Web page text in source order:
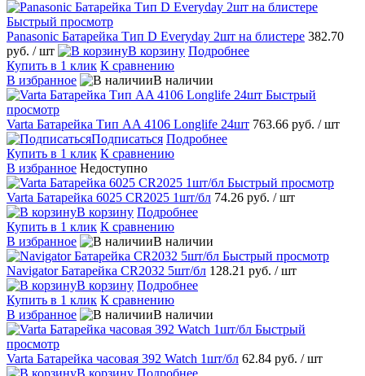
Быстрый просмотр
Panasonic Батарейка Тип D Everyday 2шт на блистере 382.70
руб. / шт В корзину Подробнее
Купить в 1 клик К сравнению
В избранное
В наличии
Быстрый
просмотр
Varta Батарейка Тип AA 4106 Longlife 24шт 763.66 руб. / шт
Подписаться Подробнее
Купить в 1 клик К сравнению
В избранное Недоступно
Быстрый просмотр
Varta Батарейка 6025 CR2025 1шт/бл 74.26 руб. / шт
В корзину Подробнее
Купить в 1 клик К сравнению
В избранное
В наличии
Быстрый просмотр
Navigator Батарейка CR2032 5шт/бл 128.21 руб. / шт
В корзину Подробнее
Купить в 1 клик К сравнению
В избранное
В наличии
Быстрый
просмотр
Varta Батарейка часовая 392 Watch 1шт/бл 62.84 руб. / шт
В корзину Подробнее